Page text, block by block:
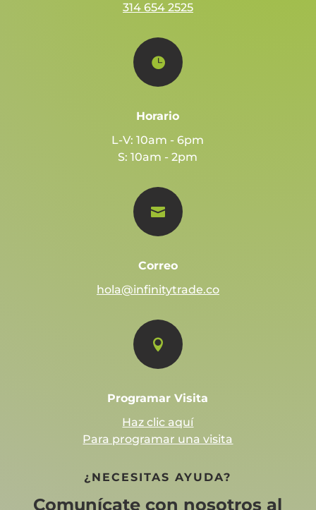
314 654 2525

Horario
L-V: 10am - 6pm
S: 10am - 2pm

Correo
hola@infinitytrade.co

Programar Visita
Haz clic aquí
Para programar una visita
¿NECESITAS AYUDA?
Comunícate con nosotros al